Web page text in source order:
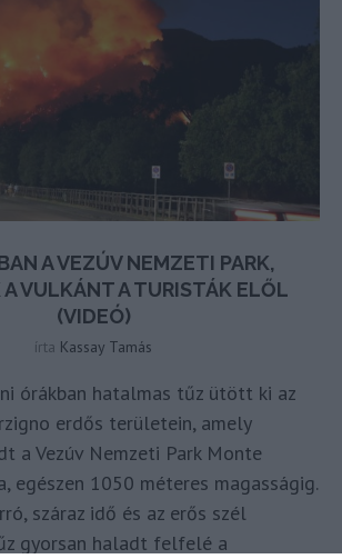
A VEZÚV NEMZETI PARK,
VULKÁNT A TURISTÁK ELŐL
(VIDEÓ)
írta Kassay Tamás
órákban hatalmas tűz ütött ki az
erdős területein, amely
a Vezúv Nemzeti Park Monte
egészen 1050 méteres magasságig.
száraz idő és az erős szél
gyorsan haladt felfelé a